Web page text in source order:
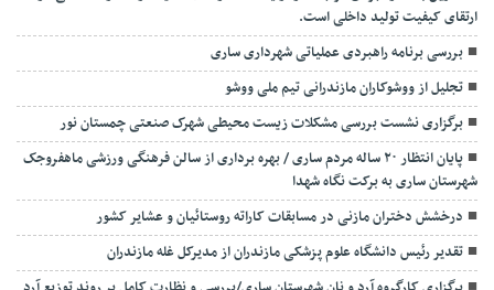
ارتقای کیفیت تولید داخلی است.
بررسی برنامه راهبردی عملیاتی شهرداری ساری
تجلیل از ووشوکاران مازندرانی تیم ملی ووشو
برگزاری نشست بررسی مشکلات زیست محیطی شهرک صنعتی چمستان نور
پایان انتظار ۲۰ ساله مردم ساری / بهره برداری از سالن فرهنگی ورزشی ماهفروجک
شهرستان ساری به برکت نگاه شهدا
درخشش دختران مازنی در مسابقات کاراته روستائیان و عشایر کشور
تقدیر رئیس دانشگاه علوم پزشکی مازندران از مدیرکل غله مازندران